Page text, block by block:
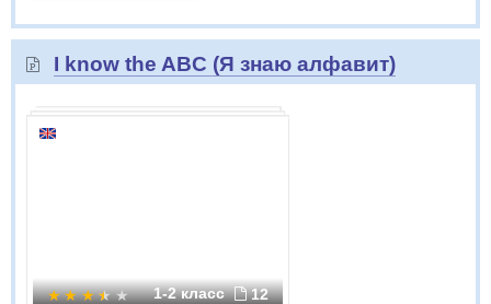
I know the ABC (Я знаю алфавит)
1-2 класс 12